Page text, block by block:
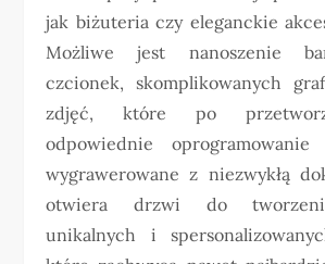
jak biżuteria czy eleganckie
Możliwe jest nanoszenie
czcionek, skomplikowanych
zdjęć, które po
odpowiednie oprogramowanie
wygrawerowane z niezwykłą
otwiera drzwi do
unikalnych i